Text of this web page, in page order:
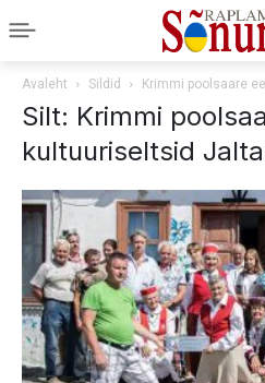
Avaleht Sildid Krimmi poolsaare
Silt: Krimmi
kultuuriseltsid